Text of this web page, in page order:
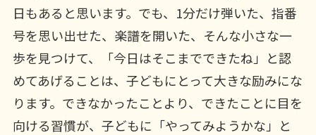
日もあると思います。でも、1分だけ弾いた、指番
号を思い出せた、楽譜を開いた、そんな小さな一
歩を見つけて、「今日はそこまでできたね」と認
めてあげることは、子どもにとって大きな励みにな
ります。できなかったことより、できたことに目を
向ける習慣が、子どもに「やってみようかな」と